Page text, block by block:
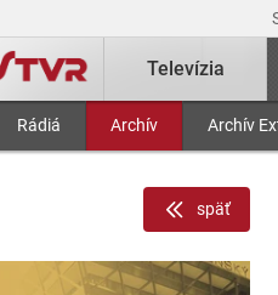
Televízia
Rádiá Archív Archív
späť